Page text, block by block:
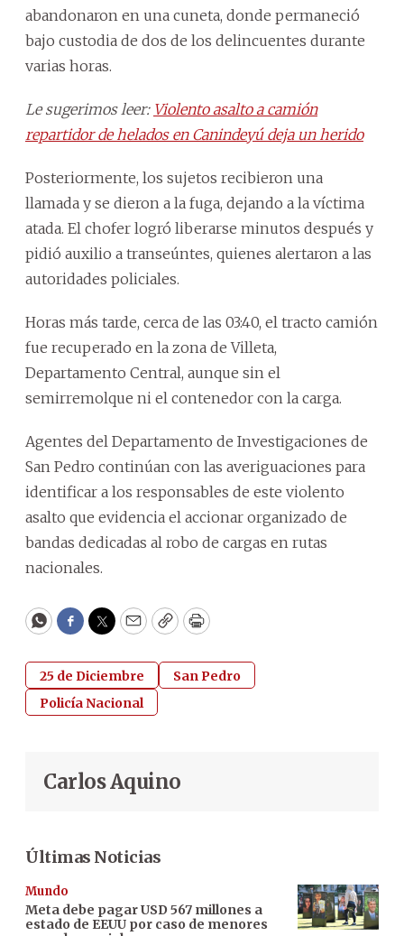
abandonaron en una cuneta, donde permaneció
bajo custodia de dos de los delincuentes durante
varias horas.
Le sugerimos leer: Violento asalto a camión
repartidor de helados en Canindeyú deja un herido
Posteriormente, los sujetos recibieron una
llamada y se dieron a la fuga, dejando a la víctima
atada. El chofer logró liberarse minutos después y
pidió auxilio a transeúntes, quienes alertaron a las
autoridades policiales.
Horas más tarde, cerca de las 03:40, el tracto camión
fue recuperado en la zona de Villeta,
Departamento Central, aunque sin el
semirremolque ni el contenedor con la carga.
Agentes del Departamento de Investigaciones de
San Pedro continúan con las averiguaciones para
identificar a los responsables de este violento
asalto que evidencia el accionar organizado de
bandas dedicadas al robo de cargas en rutas
nacionales.
WhatsApp
Facebook
Twitter
EmailCopyPrint
25 de Diciembre
San Pedro
Policía Nacional
Carlos Aquino
Últimas Noticias
Mundo
Meta debe pagar USD 567 millones a
estado de EEUU por caso de menores